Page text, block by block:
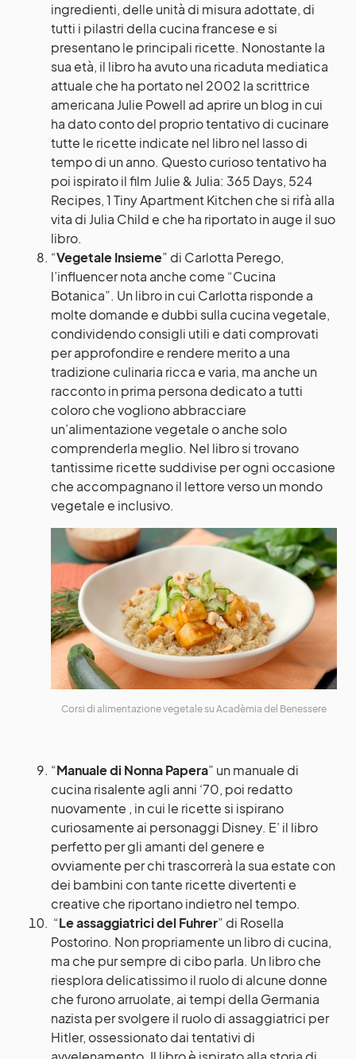
ingredienti, delle unità di misura adottate, di
tutti i pilastri della cucina francese e si
presentano le principali ricette. Nonostante la
sua età, il libro ha avuto una ricaduta mediatica
attuale che ha portato nel 2002 la scrittrice
americana Julie Powell ad aprire un blog in cui
ha dato conto del proprio tentativo di cucinare
tutte le ricette indicate nel libro nel lasso di
tempo di un anno. Questo curioso tentativo ha
poi ispirato il film Julie & Julia: 365 Days, 524
Recipes, 1 Tiny Apartment Kitchen che si rifà alla
vita di Julia Child e che ha riportato in auge il suo
libro.
“Vegetale Insieme” di Carlotta Perego,
l’influencer nota anche come “Cucina
Botanica”. Un libro in cui Carlotta risponde a
molte domande e dubbi sulla cucina vegetale,
condividendo consigli utili e dati comprovati
per approfondire e rendere merito a una
tradizione culinaria ricca e varia, ma anche un
racconto in prima persona dedicato a tutti
coloro che vogliono abbracciare
un’alimentazione vegetale o anche solo
comprenderla meglio. Nel libro si trovano
tantissime ricette suddivise per ogni occasione
che accompagnano il lettore verso un mondo
vegetale e inclusivo.
Corsi di alimentazione vegetale su Acadèmia del Benessere
“Manuale di Nonna Papera” un manuale di
cucina risalente agli anni ‘70, poi redatto
nuovamente , in cui le ricette si ispirano
curiosamente ai personaggi Disney. E’ il libro
perfetto per gli amanti del genere e
ovviamente per chi trascorrerà la sua estate con
dei bambini con tante ricette divertenti e
creative che riportano indietro nel tempo.
“Le assaggiatrici del Fuhrer” di Rosella
Postorino. Non propriamente un libro di cucina,
ma che pur sempre di cibo parla. Un libro che
riesplora delicatissimo il ruolo di alcune donne
che furono arruolate, ai tempi della Germania
nazista per svolgere il ruolo di assaggiatrici per
Hitler, ossessionato dai tentativi di